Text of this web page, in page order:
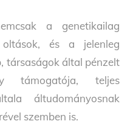
a genetikailag
oltások, és a jelenleg
társaságok által pénzelt
támogatója, teljes
áltudományosnak
szemben is.